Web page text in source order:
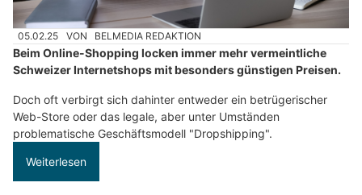
05.02.25 VON BELMEDIA REDAKTION
Beim Online-Shopping locken immer mehr vermeintliche
Schweizer Internetshops mit besonders günstigen Preisen.
Doch oft verbirgt sich dahinter entweder ein betrügerischer
Web-Store oder das legale, aber unter Umständen
problematische Geschäftsmodell "Dropshipping".
Weiterlesen